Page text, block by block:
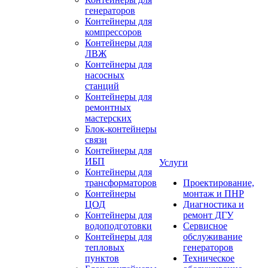
генераторов
Контейнеры для
компрессоров
Контейнеры для
ЛВЖ
Контейнеры для
насосных
станций
Контейнеры для
ремонтных
мастерских
Блок-контейнеры
связи
Контейнеры для
ИБП
Контейнеры для
трансформаторов
Контейнеры
ЦОД
Контейнеры для
водоподготовки
Контейнеры для
тепловых
пунктов
Услуги
Проектирование,
монтаж и ПНР
Диагностика и
ремонт ДГУ
Сервисное
обслуживание
генераторов
Техническое